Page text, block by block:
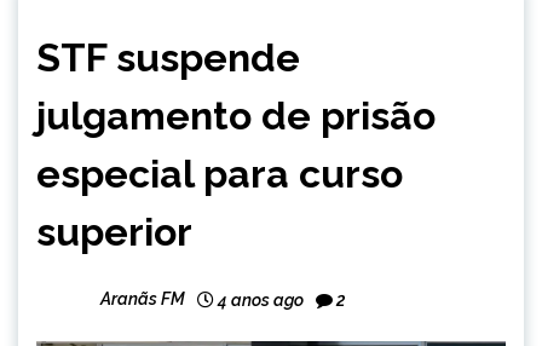
NOTÍCIAS
STF suspende
julgamento de prisão
especial para curso
superior
Aranãs FM 4 anos ago 2